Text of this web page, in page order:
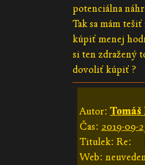
potenciálna
Tak sa mám
kúpiť menej
si ten zdražený
dovoliť kúpiť ?
Autor:Tomáš
Čas: 2019-09-
Titulek: Re:
Web: